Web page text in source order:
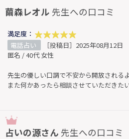
繭森レオル 先生への口コミ
満足度：
電話占い
［投稿日］2025年08月12日
匿名 / 40代 女性
先生の優しい口調で不安から開放されるよ
また何かあったら相談させていただきた
占いの源さん 先生への口コミ